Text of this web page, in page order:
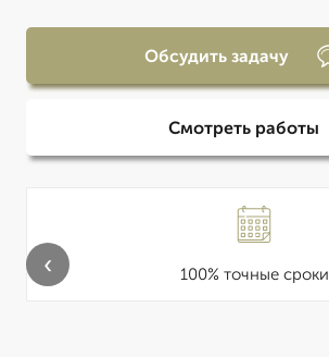
Обсудить задачу
Смотреть работы
100% точные сроки
‹